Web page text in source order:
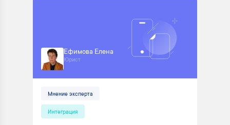
Ефимова Елена
Юрист
Мнение эксперта
Интеграция